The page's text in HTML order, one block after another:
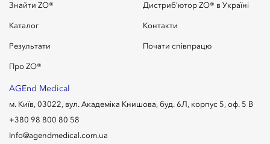
Знайти ZO®
Каталог
Результати
Про ZO®
Дистриб’ютор ZO® в Україні
Контакти
Почати співпрацю
AGEnd Medical
м. Київ, 03022, вул. Академіка Книшова, буд. 6Л, корпус 5, оф. 5 В
+380 98 800 80 58
Info@agendmedical.com.ua